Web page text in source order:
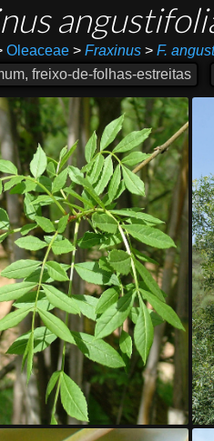
Oleaceae > Fraxinus > F.
freixo-de-folhas-estreitas